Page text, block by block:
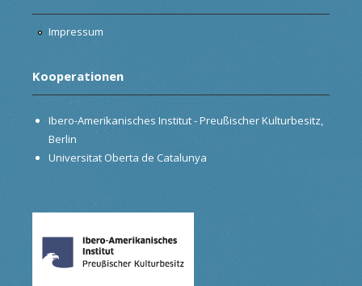
Impressum
Kooperationen
Ibero-Amerikanisches Institut - Preußischer Kulturbesitz,
Berlin
Universitat Oberta de Catalunya